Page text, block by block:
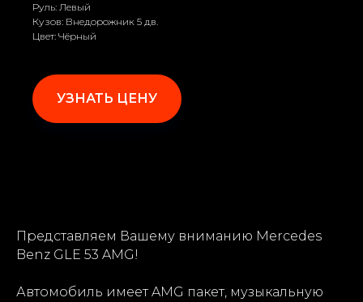
Руль: Левый
Кузов: Внедорожник 5 дв.
Цвет: Чёрный
УЗНАТЬ ЦЕНУ
Представляем Вашему вниманию Mercedes
Benz GLE 53 AMG!
Автомобиль имеет AMG пакет, музыкальную